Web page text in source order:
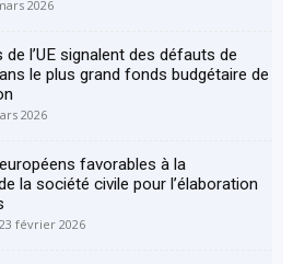
2026
l’UE signalent des défauts de
le plus grand fonds budgétaire de
2026
favorables à la
la société civile pour l’élaboration
23 février 2026